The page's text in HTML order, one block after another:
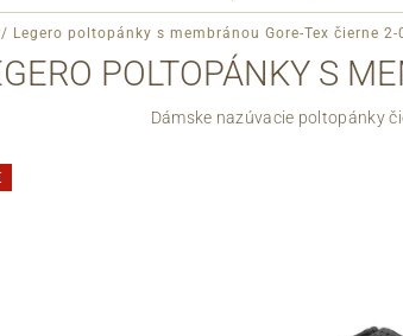
/ Legero poltopánky s membránou Gore-Tex čierne 2-
POLTOPÁNKY S
Dámske nazúvacie poltopánky